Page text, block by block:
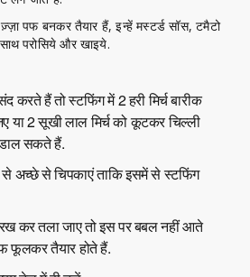
पफ बनकर तैयार हैं, इन्हें मस्टर्ड सॉस, टमैटो
परोसिये और खाइये.
करते हैं तो स्टफिंग में 2 हरी मिर्च बारीक
या 2 सूखी लाल मिर्च को कूटकर चिल्ली
सकते हैं.
से अच्छे से चिपकाएं ताकि इसमें से स्टफिंग
कर तला जाए तो इस पर बबल नहीं आते
फूलकर तैयार होते हैं.